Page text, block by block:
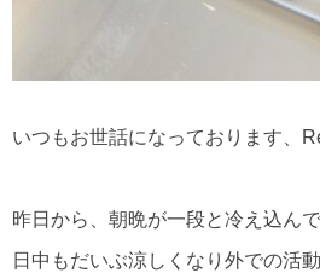
いつもお世話になっております、
昨日から、朝晩が一段と冷え込んで
日中もだいぶ涼しくなり外での活